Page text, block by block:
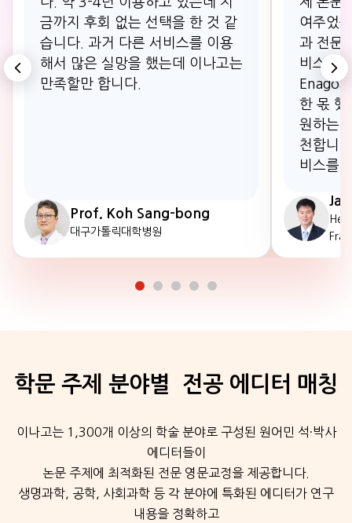
금까지 후회 없는 선택을 한 것 같
습니다. 과거 다른 서비스를 이용
해서 많은 실망을 했는데 이나고는
만족할만 합니다.
Prof. Koh Sang-bong
대구가톨릭대학병원
여주었
과 전문
비스팀
Enago
한 몫 했
원하는
천합니
비스를
학문 주제 분야별 전공 에디터 매칭
이나고는 1,300개 이상의 학술 분야로 구성된 원어민 석·박사
에디터들이
논문 주제에 최적화된 전문 영문교정을 제공합니다.
생명과학, 공학, 사회과학 등 각 분야에 특화된 에디터가 연구
내용을 정확하고